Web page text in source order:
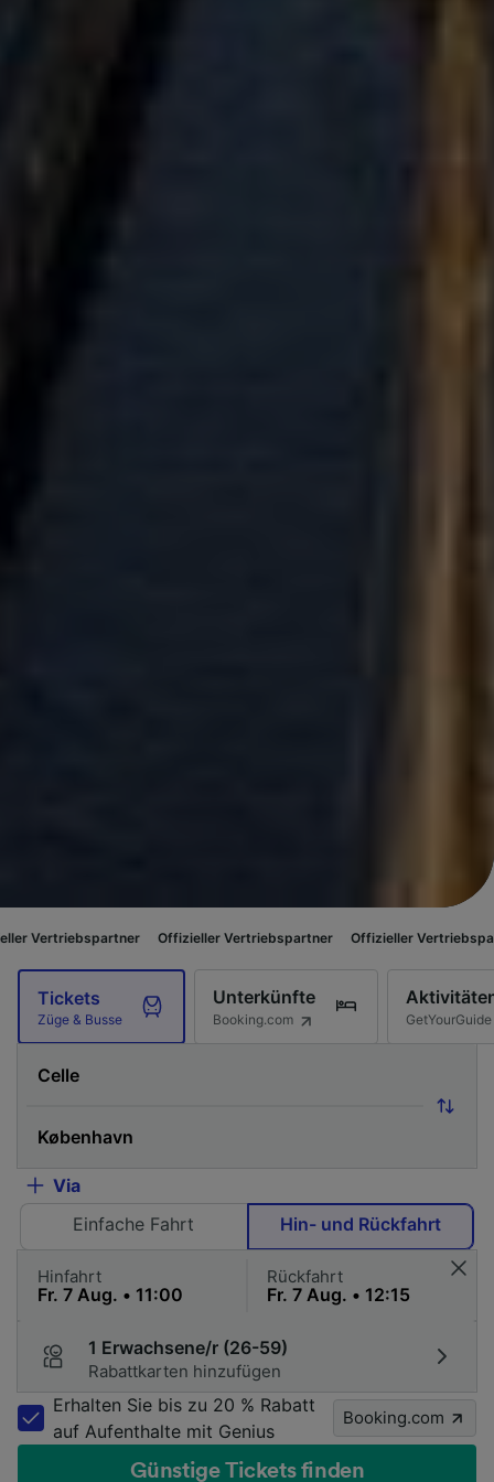
Offizieller Vertriebspartner Offizieller Vertriebspartner
Tickets
Züge & Busse
Unterkünfte
Booking.com GetYourGuide
Via
Einfache Fahrt
Hin- und Rückfahrt
Hinfahrt Rückfahrt
1 Erwachsene/r (26-59)
Rabattkarten hinzufügen
Erhalten Sie bis zu 20 % Rabatt
auf Aufenthalte mit Genius
Booking.com
Günstige Tickets finden